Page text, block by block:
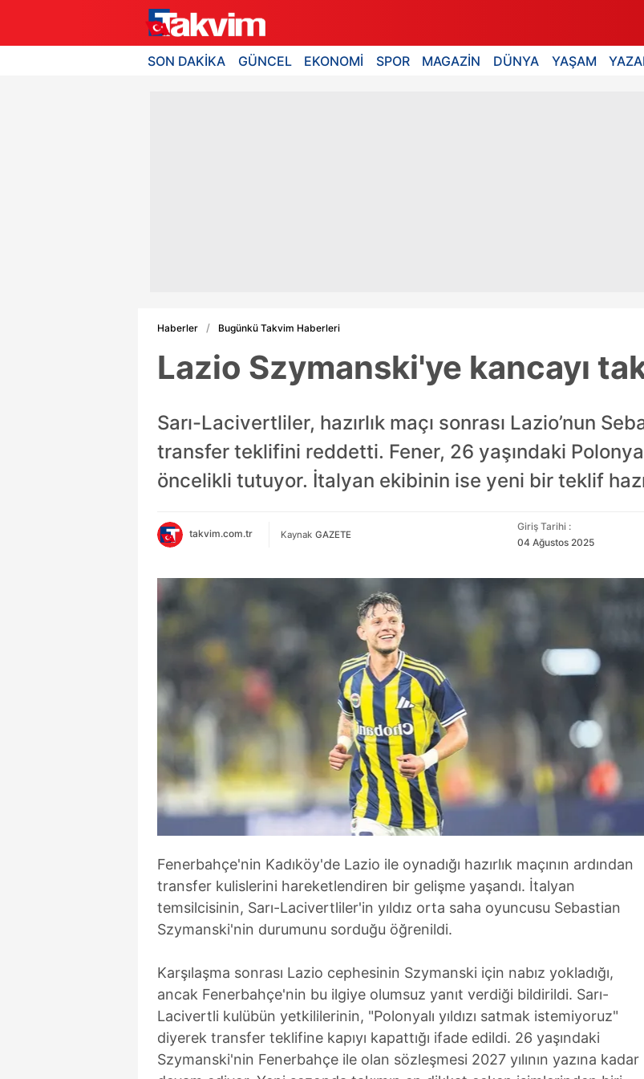
SON DAKİKA GÜNCEL EKONOMİ SPOR MAGAZİN DÜNYA YAŞAM
Haberler Bugünkü Takvim Haberleri
Lazio Szymanski'ye kancayı
Sarı-Lacivertliler, hazırlık maçı sonrası Lazio’nun
transfer teklifini reddetti. Fener, 26 yaşındaki
öncelikli tutuyor. İtalyan ekibinin ise yeni bir teklif
takvim.com.tr Kaynak GAZETE
Giriş Tarihi :
04 Ağustos 2025
Fenerbahçe'nin Kadıköy'de Lazio ile oynadığı hazırlık maçının ardından
transfer kulislerini hareketlendiren bir gelişme yaşandı. İtalyan
temsilcisinin, Sarı-Lacivertliler'in yıldız orta saha oyuncusu Sebastian
Szymanski'nin durumunu sorduğu öğrenildi.
Karşılaşma sonrası Lazio cephesinin Szymanski için nabız yokladığı,
ancak Fenerbahçe'nin bu ilgiye olumsuz yanıt verdiği bildirildi. Sarı-
Lacivertli kulübün yetkililerinin, "Polonyalı yıldızı satmak istemiyoruz"
diyerek transfer teklifine kapıyı kapattığı ifade edildi. 26 yaşındaki
Szymanski'nin Fenerbahçe ile olan sözleşmesi 2027 yılının yazına kadar